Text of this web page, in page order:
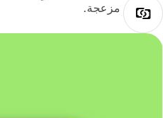
مزعجة.